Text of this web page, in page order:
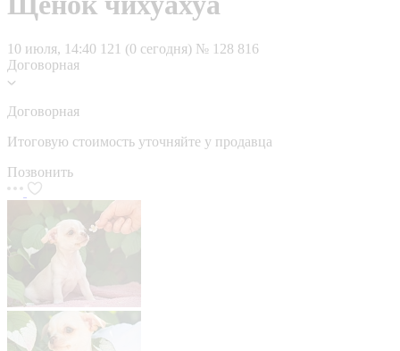
10 июля, 14:40 121 (0 сегодня) № 128 816
Договорная
Договорная
Итоговую стоимость уточняйте у продавца
Позвонить